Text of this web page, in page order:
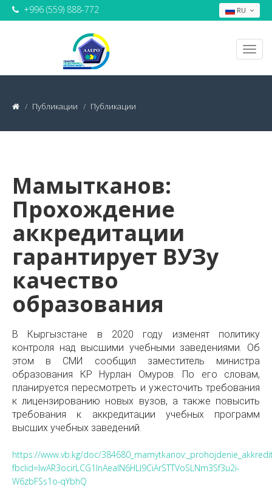
RU
+996 (559) 888-772
Публикации Публикации
Мамытканов:
Прохождение
аккредитации
гарантирует ВУЗу
качество
образования
В Кыргызстане в 2020 году изменят политику
контроля над высшими учебными заведениями. Об
этом в СМИ сообщил заместитель министра
образования КР Нурлан Омуров. По его словам,
планируется пересмотреть и ужесточить требования
к лицензированию новых вузов, а также повысить
требования к аккредитации учебных программ
высших учебных заведений.
https://www.vb.kg/doc/
fbclid=IwAR3ocirLCG1lnAeaIN6HLl9CiArSTTVoSLNm3Sf3u2i-
W6zbFSs1o-qYbhQ